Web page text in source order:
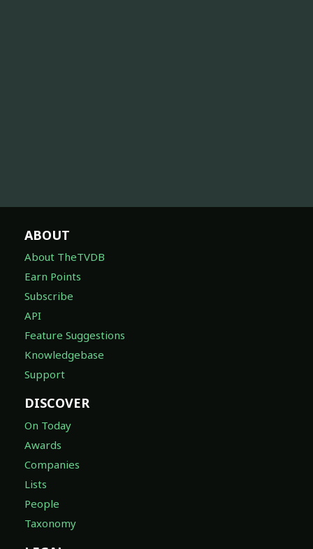
ABOUT
About TheTVDB
Earn Points
Subscribe
API
Feature Suggestions
Knowledgebase
Support
DISCOVER
On Today
Awards
Companies
Lists
People
Taxonomy